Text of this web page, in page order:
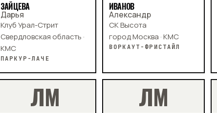
ЗАЙЦЕВА
Дарья
Клуб Урал-Стрит
Свердловская область ·
КМС
ПАРКУР-ЛАЧЕ
ИВАНОВ
Александр
СК Высота
город Москва · КМС
ВОРКАУТ-ФРИСТАЙЛ
ЛМ ЛМ